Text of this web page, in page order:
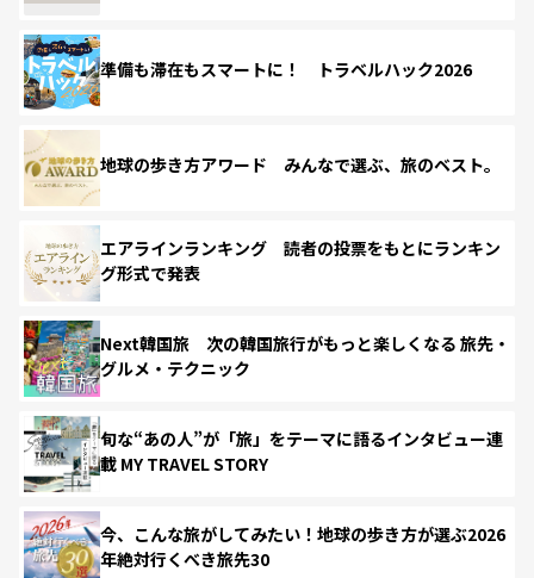
準備も滞在もスマートに！ トラベルハック2026
地球の歩き方アワード みんなで選ぶ、旅のベスト。
エアラインランキング 読者の投票をもとにランキン
グ形式で発表
Next韓国旅 次の韓国旅行がもっと楽しくなる 旅先・
グルメ・テクニック
旬な“あの人”が「旅」をテーマに語るインタビュー連
載 MY TRAVEL STORY
今、こんな旅がしてみたい！地球の歩き方が選ぶ2026
年絶対行くべき旅先30